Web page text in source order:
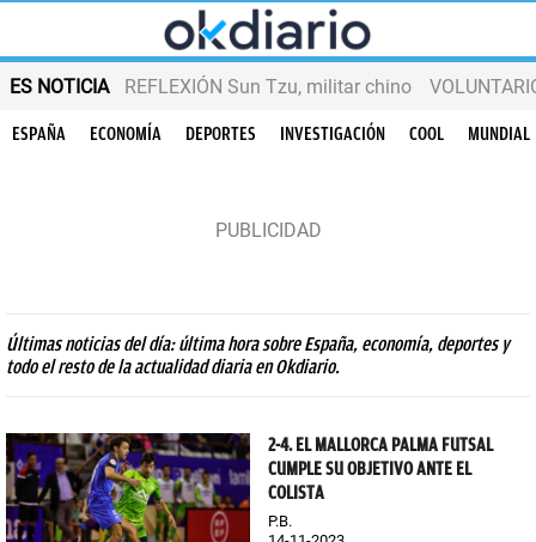
ES NOTICIA REFLEXIÓN Sun Tzu, militar chino
ESPAÑA ECONOMÍA DEPORTES INVESTIGACIÓN COOL MUNDIAL
Últimas noticias del día: última hora sobre España, economía, deportes y
todo el resto de la actualidad diaria en Okdiario.
2-4. EL MALLORCA PALMA FUTSAL
CUMPLE SU OBJETIVO ANTE EL
COLISTA
P.B.